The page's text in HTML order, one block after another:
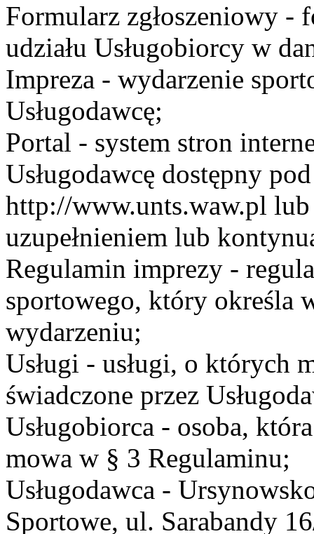
Formularz zgłoszeniowy -
udziału Usługobiorcy w
Impreza - wydarzenie
Usługodawcę;
Portal - system stron
Usługodawcę dostępny
http://www.unts.waw.pl lub
uzupełnieniem lub
Regulamin imprezy -
sportowego, który określa
wydarzeniu;
Usługi - usługi, o których
świadczone przez
Usługobiorca - osoba,
mowa w § 3 Regulaminu;
Usługodawca -
Sportowe, ul. Sarabandy